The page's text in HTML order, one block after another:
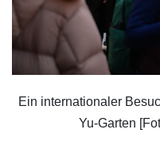
Ein internationaler
Yu-Garten